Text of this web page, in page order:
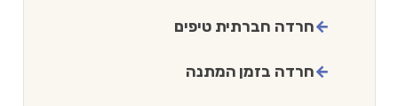
חרדה חברתית טיפים
חרדה בזמן המתנה